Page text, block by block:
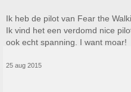
Ik heb de pilot van Fear the
Ik vind het een verdomd nice
ook echt spanning. I want moar!
25 aug 2015